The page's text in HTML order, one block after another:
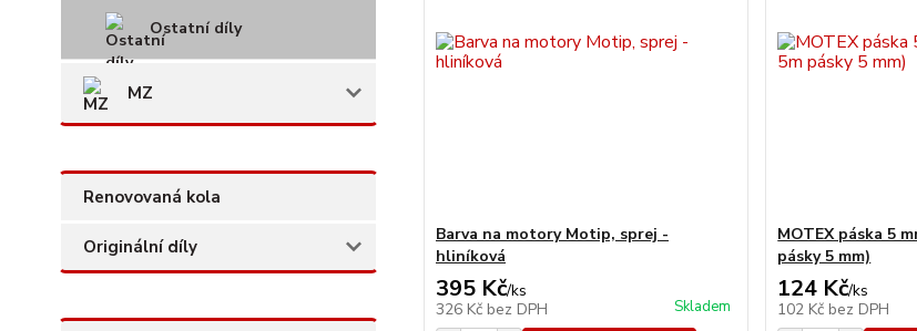
Ostatní díly
MZ
Renovovaná kola
Originální díly
Barva na motory Motip, sprej -
hliníková
395 Kč/ks
326 Kč bez DPH Skladem
MOTEX páska 5
pásky 5 mm)
124 Kč/ks
102 Kč bez DPH